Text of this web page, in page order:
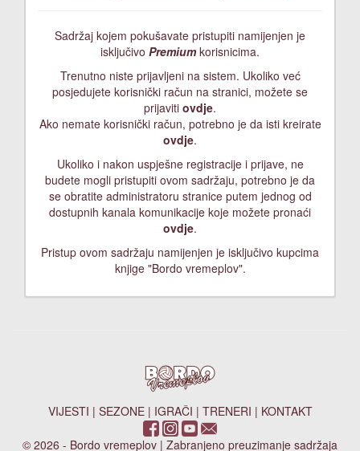
Sadržaj kojem pokušavate pristupiti namijenjen je
isključivo Premiumkorisnicima.
Trenutno niste prijavljeni na sistem. Ukoliko već
posjedujete korisnički račun na stranici, možete se
prijaviti ovdje.
Ako nemate korisnički račun, potrebno je da isti kreirate
ovdje.
Ukoliko i nakon uspješne registracije i prijave, ne
budete mogli pristupiti ovom sadržaju, potrebno je da
se obratite administratoru stranice putem jednog od
dostupnih kanala komunikacije koje možete pronaći
ovdje.
Pristup ovom sadržaju namijenjen je isključivo kupcima
knjige "Bordo vremeplov".
VIJESTI | SEZONE| IGRAČI | TRENERI | KONTAKT
© 2026 - Bordo vremeplov | Zabranjeno preuzimanje sadržaja